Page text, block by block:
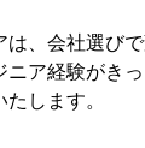
、会社選びで
ニア経験がき
します。